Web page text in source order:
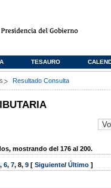
TESAURO
Resultado Consulta
mostrando del 176 al 200.
, 6, 7, 8, 9 [ Siguiente/ Último ]